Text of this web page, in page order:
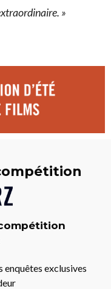
»
enquêtes exclusives